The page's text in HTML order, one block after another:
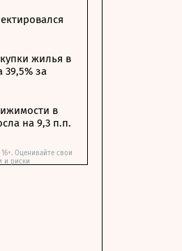
жилья в
39,5% за
в
на 9,3 п.п.
Оценивайте свои
и риски